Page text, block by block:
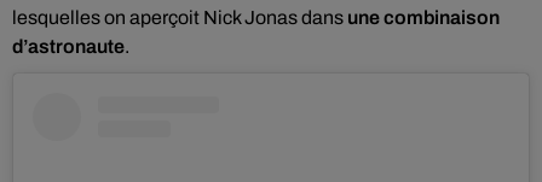
lesquelles on aperçoit Nick Jonas dans une combinaison
d’astronaute.